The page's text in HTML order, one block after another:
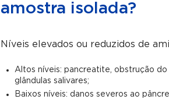
amostra isolada?
Níveis elevados ou reduzidos de
Altos níveis: pancreatite, obstrução
glândulas salivares;
Baixos níveis: danos severos ao